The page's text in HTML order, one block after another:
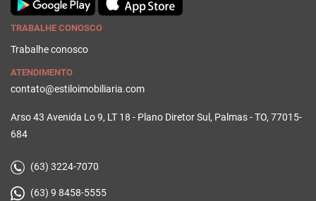
TRABALHE CONOSCO
Trabalhe conosco
ATENDIMENTO
contato@estiloimobiliaria.com
Arso 43 Avenida Lo 9, LT 18 - Plano Diretor Sul, Palmas - TO, 77015-
684
(63) 3224-7070
(63) 9 8458-5555